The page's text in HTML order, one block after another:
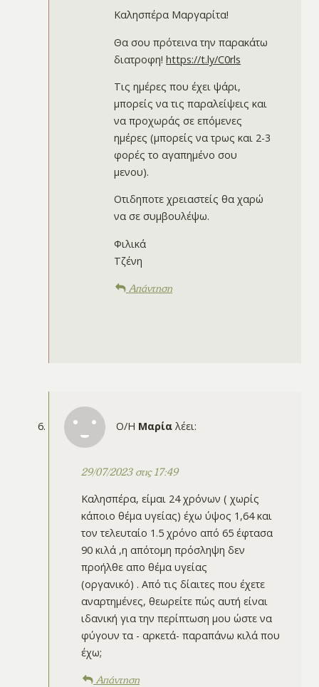
Καλησπέρα Μαργαρίτα!
Θα σου πρότεινα την παρακάτω
διατροφη!https://t.ly/C0rls
Τις ημέρες που έχει ψάρι,
μπορείς να τις παραλείψεις και
να προχωράς σε επόμενες
ημέρες (μπορείς να τρως και 2-3
φορές το αγαπημένο σου
μενου).
Οτιδηποτε χρειαστείς θα χαρώ
να σε συμβουλέψω.
Φιλικά
Τζένη
Απάντηση
Ο/Η Μαρία λέει:
29/07/2023 στις 17:49
Καλησπέρα, είμαι 24 χρόνων ( χωρίς
κάποιο θέμα υγείας) έχω ύψος 1,64 και
τον τελευταίο 1.5 χρόνο από 65 έφτασα
90 κιλά ,η απότομη πρόσληψη δεν
προήλθε απο θέμα υγείας
(οργανικό) . Από τις δίαιτες που έχετε
αναρτημένες, θεωρείτε πώς αυτή είναι
ιδανική για την περίπτωση μου ώστε να
φύγουν τα - αρκετά- παραπάνω κιλά που
έχω;
Απάντηση